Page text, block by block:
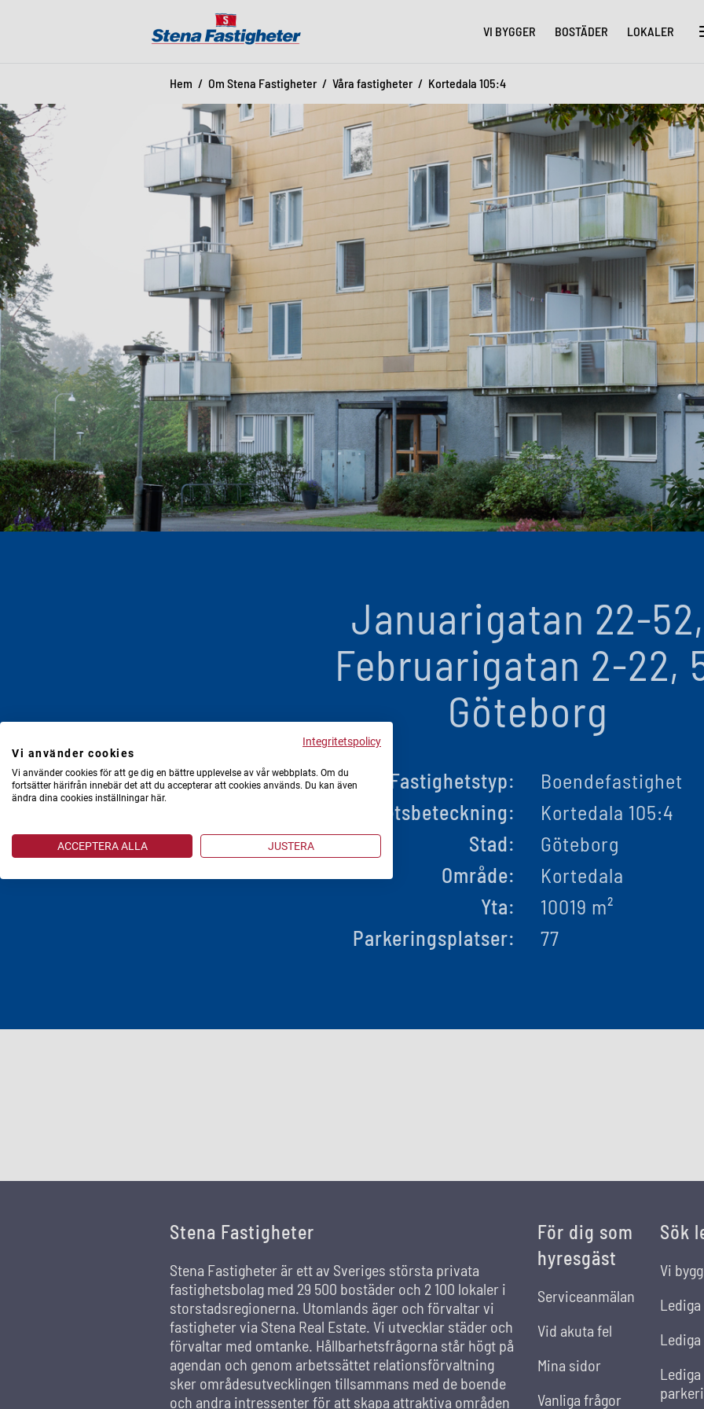
VI BYGGER BOSTÄDER LOKALER
Hem Om Stena Fastigheter Våra fastigheter Kortedala 105:4
Januarigatan 22-52,
Februarigatan 2-22,
Göteborg
Fastighetstyp:
Boendefastighet
Fastighetsbeteckning:
Kortedala 105:4
Stad:
Göteborg
Område:
Kortedala
Yta:
10019 m²
Parkeringsplatser:
77
Stena Fastigheter
Stena Fastigheter är ett av Sveriges största privata
fastighetsbolag med 29 500 bostäder och 2 100 lokaler i
storstadsregionerna. Utomlands äger och förvaltar vi
fastigheter via Stena Real Estate. Vi utvecklar städer och
förvaltar med omtanke. Hållbarhetsfrågorna står högt på
agendan och genom arbetssättet relationsförvaltning
sker områdesutvecklingen tillsammans med de boende
och andra intressenter för att skapa attraktiva områden
För dig som
hyresgäst
Serviceanmälan
Vid akuta fel
Mina sidor
Vanliga frågor
Sök
Vi
Lediga
Integritetspolicy
Vi använder cookies
Vi använder cookies för att ge dig en bättre upplevelse av vår webbplats. Om du
fortsätter härifrån innebär det att du accepterar att cookies används. Du kan även
ändra dina cookies inställningar här.
ACCEPTERA ALLA JUSTERA